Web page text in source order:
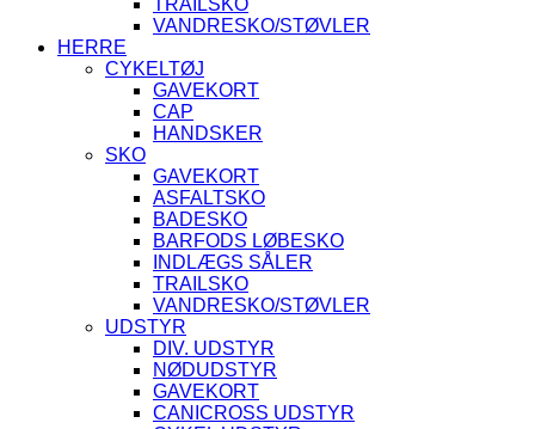
TRAILSKO
VANDRESKO/STØVLER
HERRE
CYKELTØJ
GAVEKORT
CAP
HANDSKER
SKO
GAVEKORT
ASFALTSKO
BADESKO
BARFODS LØBESKO
INDLÆGS SÅLER
TRAILSKO
VANDRESKO/STØVLER
UDSTYR
DIV. UDSTYR
NØDUDSTYR
GAVEKORT
CANICROSS UDSTYR